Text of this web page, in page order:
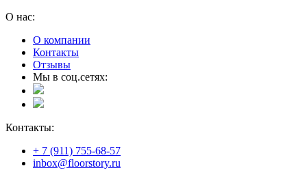
О нас:
О компании
Контакты
Отзывы
Мы в соц.сетях:
Контакты:
+ 7 (911) 755-68-57
inbox@floorstory.ru